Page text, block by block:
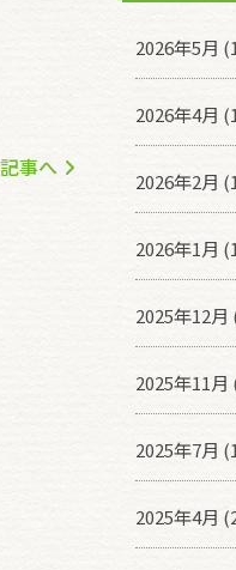
事へ
2026年5月
2026年4月
2026年2月
2026年1月
2025年12月
2025年11月
2025年7月
2025年4月